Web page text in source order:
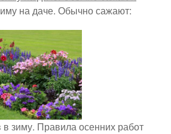
на даче. Обычно сажают:
в зиму. Правила осенних работ